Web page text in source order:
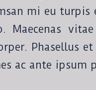
mi eu turpis
Maecenas
Phasellus
ac ante ipsum